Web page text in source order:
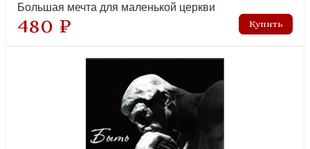
Библейские принципы здорового питания (6-е изд)
Большая мечта для маленькой церкви
480 ₽